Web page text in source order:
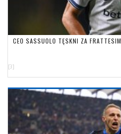
CEO SASSUOLO TĘSKNI ZA FRATTESIM
[3]